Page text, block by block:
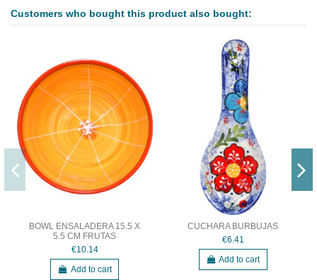
Customers who bought this product also bought:
BOWL ENSALADERA 15.5 X
5.5 CM FRUTAS
€10.14
Add to cart
CUCHARA BURBUJAS
€6.41
Add to cart